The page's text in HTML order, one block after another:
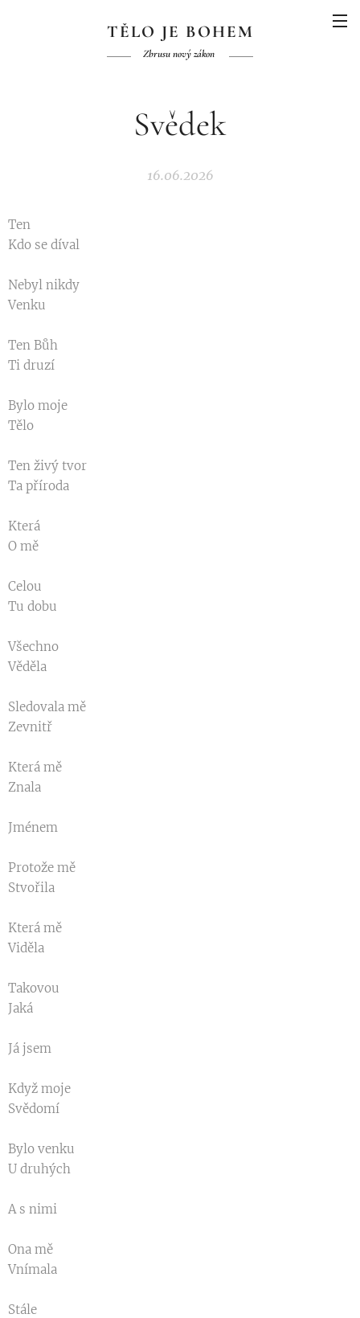
TĚLO JE BOHEM
Zbrusu nový zákon
Svědek
16.06.2026
Ten
Kdo se díval
Nebyl nikdy
Venku
Ten Bůh
Ti druzí
Bylo moje
Tělo
Ten živý tvor
Ta příroda
Která
O mě
Celou
Tu dobu
Všechno
Věděla
Sledovala mě
Zevnitř
Která mě
Znala
Jménem
Protože mě
Stvořila
Která mě
Viděla
Takovou
Jaká
Já jsem
Když moje
Svědomí
Bylo venku
U druhých
A s nimi
Ona mě
Vnímala
Stále